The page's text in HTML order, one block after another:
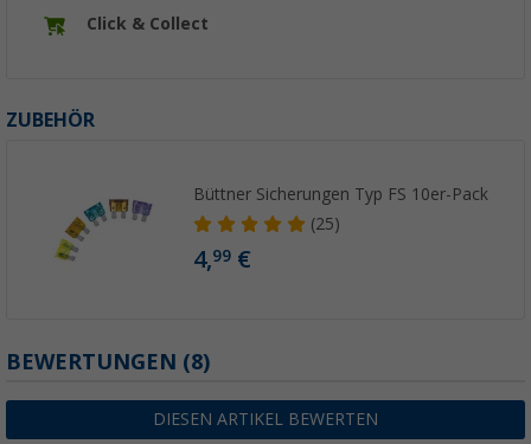
Click & Collect
ZUBEHÖR
Büttner Sicherungen Typ FS 10er-Pack
(25)
4,99 €
BEWERTUNGEN (8)
DIESEN ARTIKEL BEWERTEN